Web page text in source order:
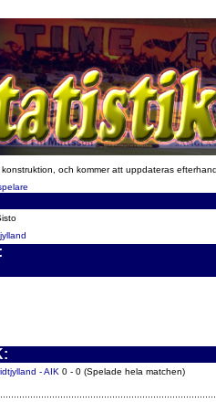
och kommer att uppdateras
- AIK 0 - 0 (Spelade hela matchen)